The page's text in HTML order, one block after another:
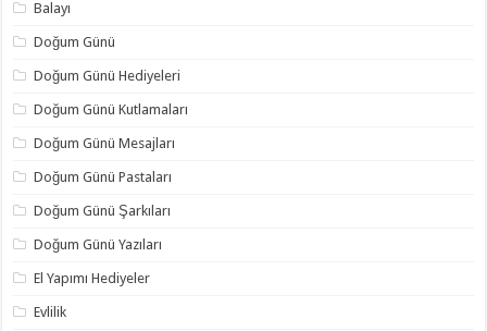
Balayı
Doğum Günü
Doğum Günü Hediyeleri
Doğum Günü Kutlamaları
Doğum Günü Mesajları
Doğum Günü Pastaları
Doğum Günü Şarkıları
Doğum Günü Yazıları
El Yapımı Hediyeler
Evlilik